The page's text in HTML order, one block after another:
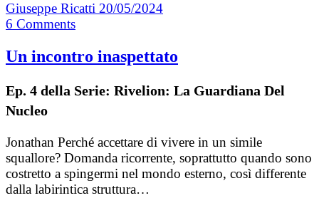
Giuseppe Ricatti 20/05/2024
6 Comments
Un incontro inaspettato
Ep. 4 della Serie: Rivelion: La Guardiana Del
Nucleo
Jonathan Perché accettare di vivere in un simile
squallore? Domanda ricorrente, soprattutto quando sono
costretto a spingermi nel mondo esterno, così differente
dalla labirintica struttura…